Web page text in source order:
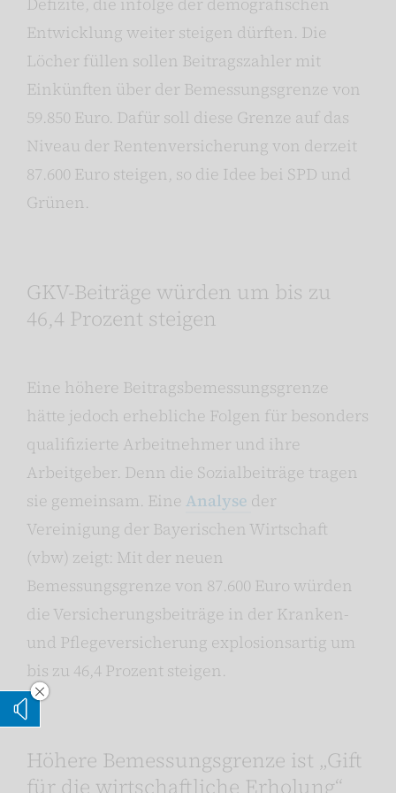
Entwicklung weiter steigen dürften. Die
Löcher füllen sollen Beitragszahler mit
Einkünften über der Bemessungsgrenze von
59.850 Euro. Dafür soll diese Grenze auf das
Niveau der Rentenversicherung von derzeit
87.600 Euro steigen, so die Idee bei SPD und
Grünen.
GKV-Beiträge würden um bis zu
46,4 Prozent steigen
Eine höhere Beitragsbemessungsgrenze
hätte jedoch erhebliche Folgen für besonders
qualifizierte Arbeitnehmer und ihre
Arbeitgeber. Denn die Sozialbeiträge tragen
sie gemeinsam. Eine Analyse der
Vereinigung der Bayerischen Wirtschaft
(vbw) zeigt: Mit der neuen
Bemessungsgrenze von 87.600 Euro würden
die Versicherungsbeiträge in der Kranken-
und Pflegeversicherung explosionsartig um
bis zu 46,4 Prozent steigen.
Höhere Bemessungsgrenze ist „Gift
für die wirtschaftliche Erholung“
Vorleseoption verstecken
Vorlesen